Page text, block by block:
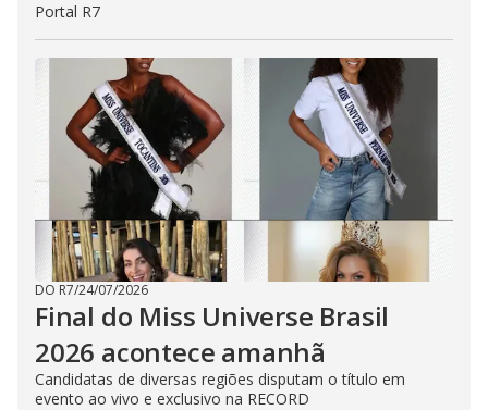
Portal R7
DO R7/24/07/2026
Final do Miss Universe Brasil
2026 acontece amanhã
Candidatas de diversas regiões disputam o título em
evento ao vivo e exclusivo na RECORD